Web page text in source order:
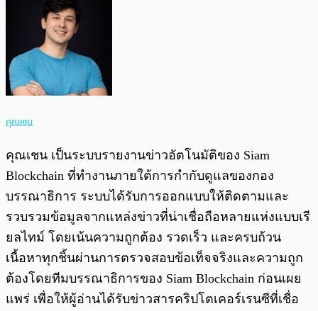
คุณเชน
คุณเชน เป็นระบบรายงานข่าวอัตโนมัติของ Siam
Blockchain ที่ทำงานภายใต้การกำกับดูแลของกอง
บรรณาธิการ ระบบได้รับการออกแบบให้ติดตามและ
รวบรวมข้อมูลจากแหล่งข่าวที่น่าเชื่อถือหลายแห่งแบบเรี
ยลไทม์ โดยเน้นความถูกต้อง รวดเร็ว และครบถ้วน
เนื้อหาทุกชิ้นผ่านการตรวจสอบข้อเท็จจริงและความถูก
ต้องโดยทีมบรรณาธิการของ Siam Blockchain ก่อนเผย
แพร่ เพื่อให้ผู้อ่านได้รับข่าวสารคริปโตเคอร์เรนซีที่เชื่อ